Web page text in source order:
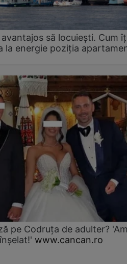
să locuiești. Cum
la energie poziția
pe Codruța de adulter?
www.cancan.ro